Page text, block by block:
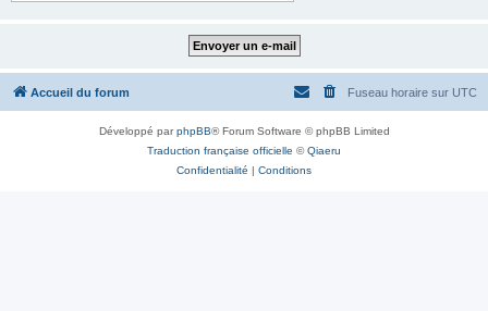
Accueil du forum Fuseau horaire sur UTC
Développé parphpBB® Forum Software © phpBB Limited
Traduction française officielle ©Qiaeru
Confidentialité | Conditions